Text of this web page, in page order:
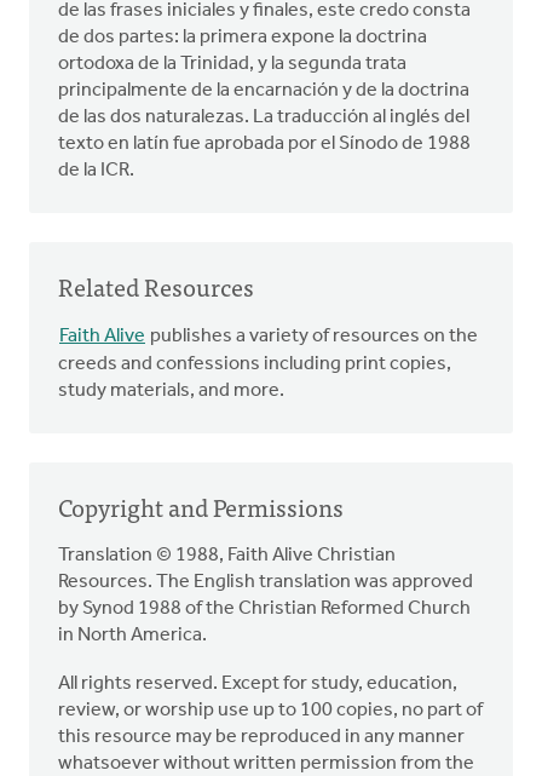
de las frases iniciales y finales, este credo consta
de dos partes: la primera expone la doctrina
ortodoxa de la Trinidad, y la segunda trata
principalmente de la encarnación y de la doctrina
de las dos naturalezas. La traducción al inglés del
texto en latín fue aprobada por el Sínodo de 1988
de la ICR.
Related Resources
Faith Alive publishes a variety of resources on the
creeds and confessions including print copies,
study materials, and more.
Copyright and Permissions
Translation © 1988, Faith Alive Christian
Resources. The English translation was approved
by Synod 1988 of the Christian Reformed Church
in North America.
All rights reserved. Except for study, education,
review, or worship use up to 100 copies, no part of
this resource may be reproduced in any manner
whatsoever without written permission from the